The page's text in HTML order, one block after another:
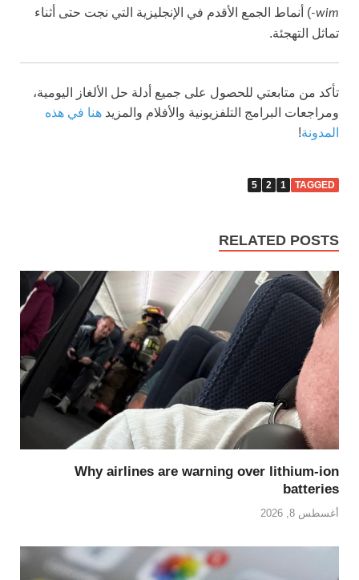
wim- ) أنماط الجمع الأقدم في الإنجليزية التي نجت حتى أثناء
تماثل التهجئة.
تأكد من متابعتي للحصول على جميع أدلة حل الألغاز اليومية،
ومراجعات البرامج التلفزيونية والأفلام والمزيد هنا في هذه
المدونة!
TAGGED
1
2
5
RELATED POSTS
Why airlines are warning over lithium-ion
batteries
أغسطس 8, 2026